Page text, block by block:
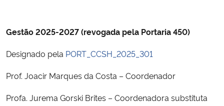
Planalto
Gestão 2025-2027 (revogada pela Portaria 450)
Designado pela PORT_CCSH_2025_301
Prof. Joacir Marques da Costa – Coordenador
Profa. Jurema Gorski Brites – Coordenadora substituta